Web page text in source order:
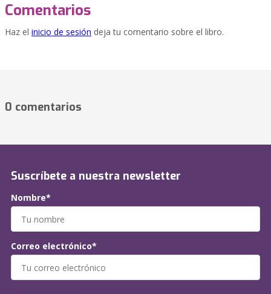
Comentarios
Haz el inicio de sesión deja tu comentario sobre el libro.
0 comentarios
Suscríbete a nuestra newsletter
Nombre*
Correo electrónico*